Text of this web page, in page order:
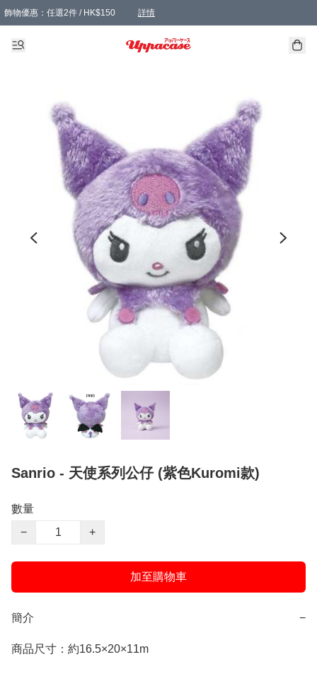
飾物優惠：任選2件 / HK$150 詳情
髮飾優惠：任選2件 / HK$100 詳情
精選襪子優惠：任選3對 / HK$115 詳情
滿額免運：本地訂單滿港幣350元可享免運費優惠
Sanrio - 天使系列公仔 (紫色Kuromi款)
數量
−
+
加至購物車
簡介 −
商品尺寸：約16.5×20×11m